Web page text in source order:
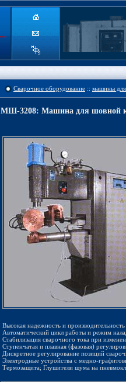
Сварочное оборудование :: машины для
МШ-3208: Машина для шовной
Высокая надежность и
Автоматический цикл работы и режим
Стабилизация сварочного тока при
Ступенчатая и плавная (фазовая)
Дискретное регулирование позиций
Электродные устройства с медно-
Термозащита; Глушители шума на